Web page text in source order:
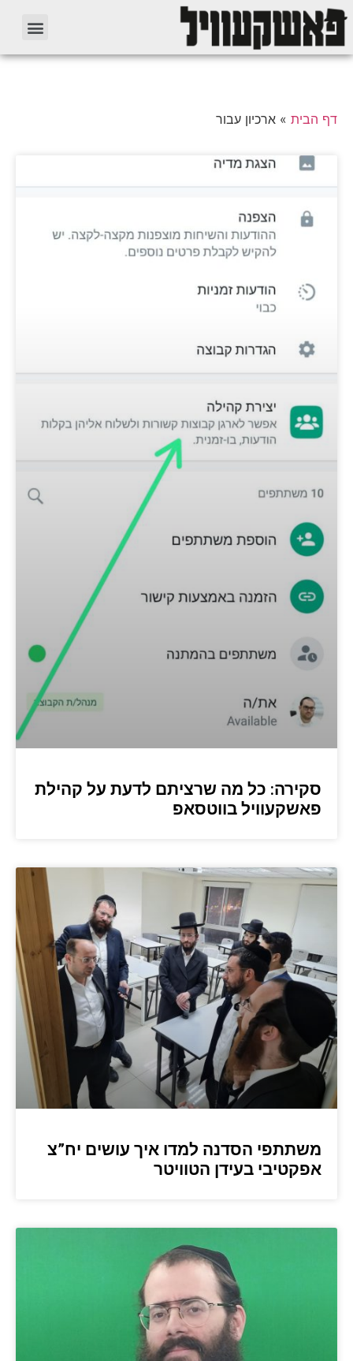
דף הבית » ארכיון עבור
סקירה: כל מה שרציתם לדעת על קהילת
פאשקעוויל בווטסאפ
משתתפי הסדנה למדו איך עושים יח”צ
אפקטיבי בעידן הטוויטר